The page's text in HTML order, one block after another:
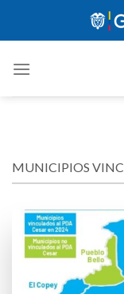
MUNICIPIOS